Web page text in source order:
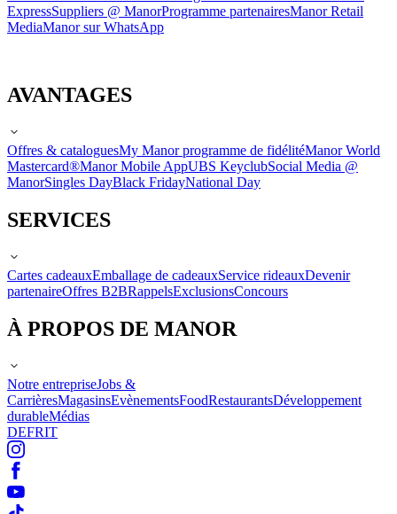
ExpressSuppliers @ ManorProgramme partenairesManor Retail
MediaManor sur WhatsApp
AVANTAGES
Offres & cataloguesMy Manor programme de fidélitéManor World
Mastercard®Manor Mobile AppUBS KeyclubSocial Media @
ManorSingles DayBlack FridayNational Day
SERVICES
Cartes cadeauxEmballage de cadeauxService rideauxDevenir
partenaireOffres B2BRappelsExclusionsConcours
À PROPOS DE MANOR
Notre entrepriseJobs &
CarrièresMagasinsEvènementsFoodRestaurantsDéveloppement
durableMédias
DEFRIT